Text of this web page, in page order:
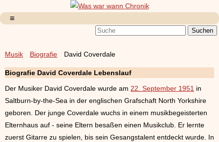
Musik Biografie David Coverdale
Biografie David Coverdale Lebenslauf
Der Musiker David Coverdale wurde am 22. September 1951 in
Saltburn-by-the-Sea in der englischen Grafschaft North Yorkshire
geboren. Der junge Coverdale wuchs in einem musikbegeisterten
Elternhaus auf - seine Eltern besaßen einen Musikclub. Er lernte
zuerst Gitarre zu spielen, bis sein Gesangstalent entdeckt wurde. In